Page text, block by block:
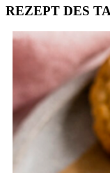
REZEPT DES